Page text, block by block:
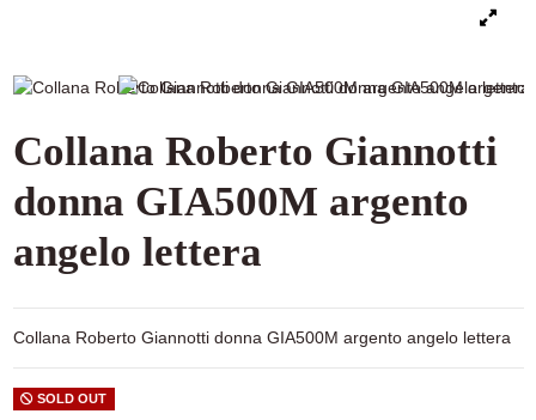
Collana Roberto Giannotti
donna GIA500M argento
angelo lettera
Collana Roberto Giannotti donna GIA500M argento angelo lettera
SOLD OUT